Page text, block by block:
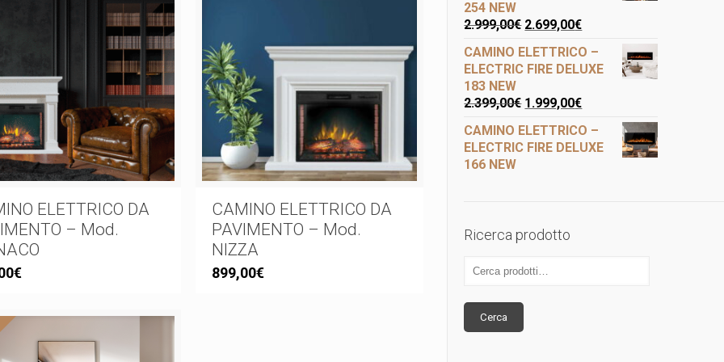
ELETTRICO DA
– Mod.
€
CAMINO ELETTRICO DA
PAVIMENTO – Mod.
NIZZA
899,00€
254 NEW
2.999,00€ 2.699,00€
CAMINO ELETTRICO –
ELECTRIC FIRE DELUXE
183 NEW
2.399,00€ 1.999,00€
CAMINO ELETTRICO –
ELECTRIC FIRE DELUXE
166 NEW
Ricerca prodotto
Cerca